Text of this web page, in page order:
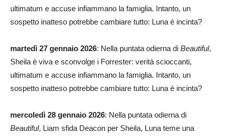
ultimatum e accuse infiammano la famiglia. Intanto, un
sospetto inatteso potrebbe cambiare tutto: Luna è incinta?
martedì 27 gennaio 2026: Nella puntata odierna di Beautiful,
Sheila è viva e sconvolge i Forrester: verità scioccanti,
ultimatum e accuse infiammano la famiglia. Intanto, un
sospetto inatteso potrebbe cambiare tutto: Luna è incinta?
mercoledì 28 gennaio 2026: Nella puntata odierna di
Beautiful, Liam sfida Deacon per Sheila, Luna teme una